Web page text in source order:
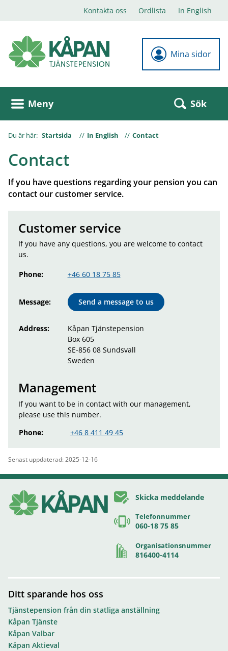
Kontakta oss Ordlista In English
Mina sidor
Meny Sök
Du är här: Startsida In English Contact
Contact
If you have questions regarding your pension you can
contact our customer service.
Customer service
If you have any questions, you are welcome to contact
us.
Phone: +46 60 18 75 85
Message: Send a message to us
Address:
Kåpan Tjänstepension
Box 605
SE-856 08 Sundsvall
Sweden
Management
If you want to be in contact with our management,
please use this number.
Phone:
+46 8 411 49 45
Senast uppdaterad: 2025-12-16
Skicka meddelande
Telefonnummer
060-18 75 85
Organisationsnummer
816400-4114
Ditt sparande hos oss
Tjänstepension från din statliga anställning
Kåpan Tjänste
Kåpan Valbar
Kåpan Aktieval